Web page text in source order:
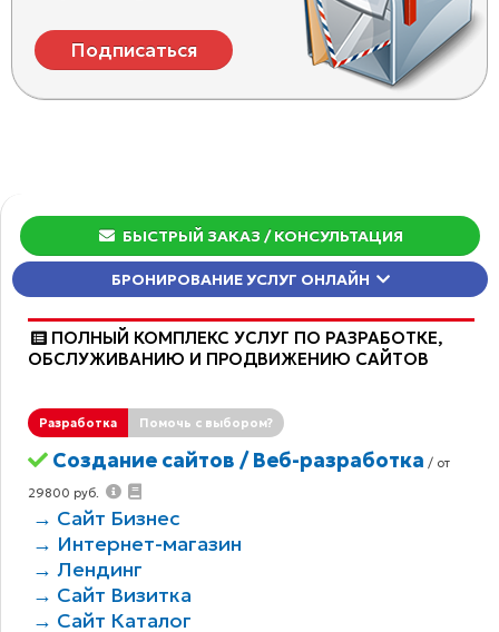
Подписаться
БЫСТРЫЙ ЗАКАЗ / КОНСУЛЬТАЦИЯ
БРОНИРОВАНИЕ УСЛУГ ОНЛАЙН
ПОЛНЫЙ КОМПЛЕКС УСЛУГ ПО РАЗРАБОТКЕ,
ОБCЛУЖИВАНИЮ И ПРОДВИЖЕНИЮ САЙТОВ
Разработка Помочь с выбором?
Создание сайтов / Веб-разработка / от
29800 руб.
→ Сайт Бизнес
→ Интернет-магазин
→ Лендинг
→ Сайт Визитка
→ Сайт Каталог